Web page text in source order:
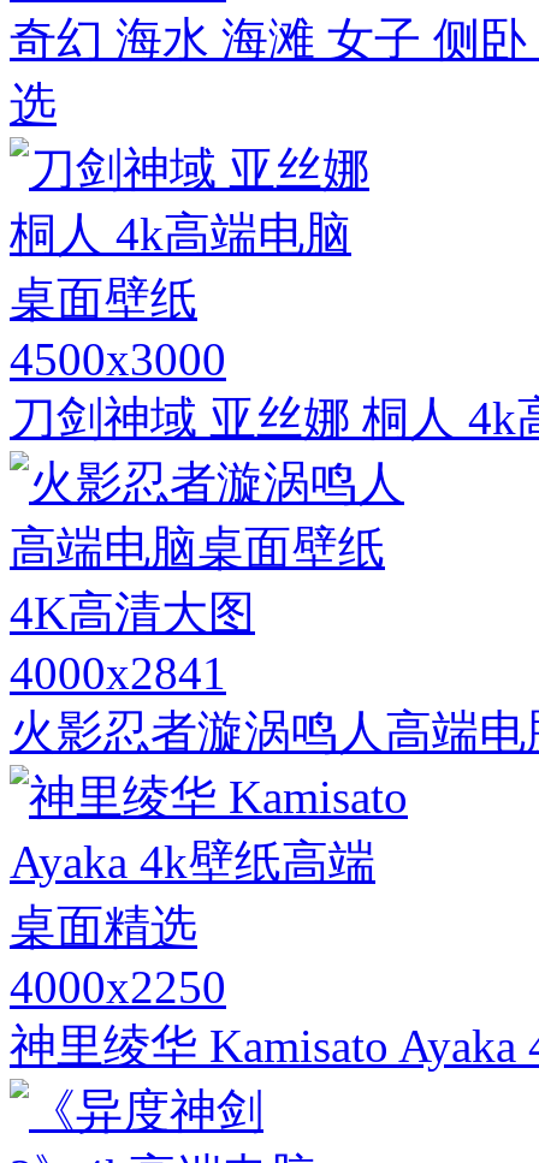
奇幻 海水 海滩 女子 侧
选
4500x3000
刀剑神域 亚丝娜 桐人 4k
4000x2841
火影忍者漩涡鸣人高端
4000x2250
神里绫华 Kamisato